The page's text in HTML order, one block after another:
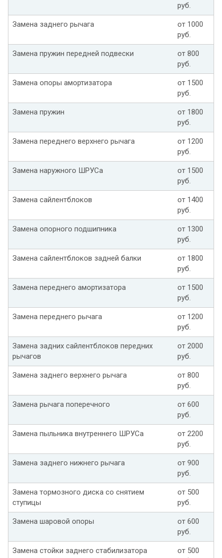
руб.
Замена заднего рычага
от 1000
руб.
Замена пружин передней подвески
от 800
руб.
Замена опоры амортизатора
от 1500
руб.
Замена пружин
от 1800
руб.
Замена переднего верхнего рычага
от 1200
руб.
Замена наружного ШРУСа
от 1500
руб.
Замена сайлентблоков
от 1400
руб.
Замена опорного подшипника
от 1300
руб.
Замена сайлентблоков задней балки
от 1800
руб.
Замена переднего амортизатора
от 1500
руб.
Замена переднего рычага
от 1200
руб.
Замена задних сайлентблоков передних
рычагов
от 2000
руб.
Замена заднего верхнего рычага
от 800
руб.
Замена рычага поперечного
от 600
руб.
Замена пыльника внутреннего ШРУСа
от 2200
руб.
Замена заднего нижнего рычага
от 900
руб.
Замена тормозного диска со снятием
ступицы
от 500
руб.
Замена шаровой опоры
от 600
руб.
Замена стойки заднего стабилизатора
от 500